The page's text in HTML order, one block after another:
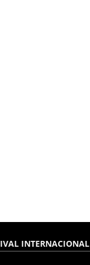
INTERNACIONAL